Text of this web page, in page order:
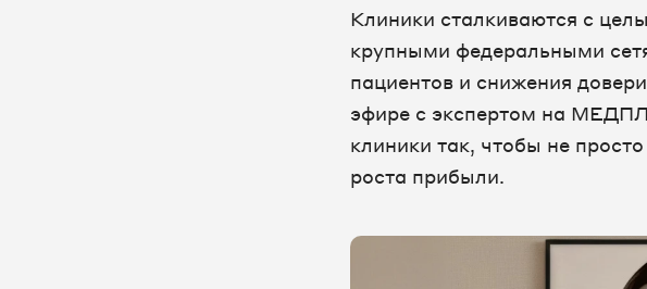
Клиники сталкиваются с
крупными федеральными
пациентов и снижения
эфире с экспертом на
клиники так, чтобы не
роста прибыли.